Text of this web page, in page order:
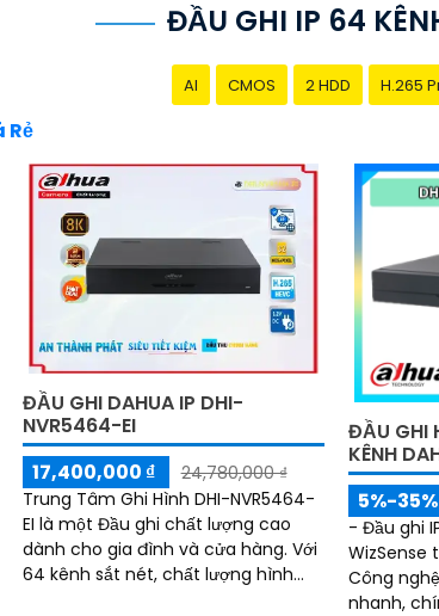
ĐẦU GHI IP 64
AI CMOS 2 HDD H.265
Rẻ
ĐẦU GHI DAHUA IP DHI-
NVR5464-EI
17,400,000 ₫
24,780,000 ₫
Trung Tâm Ghi Hình DHI-NVR5464-
EI là một Đầu ghi chất lượng cao
dành cho gia đình và cửa hàng. Với
64 kênh sắt nét, chất lượng hình
ĐẦU GHI
KÊNH
5%-35%
- Đầu ghi
WizSense
Công
nhanh,